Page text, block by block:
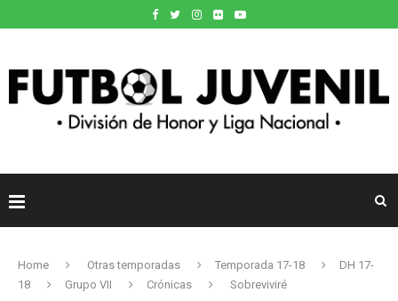
Home Otras temporadas Temporada 17-18
DH 17-
18
Grupo VII Crónicas Sobreviviré